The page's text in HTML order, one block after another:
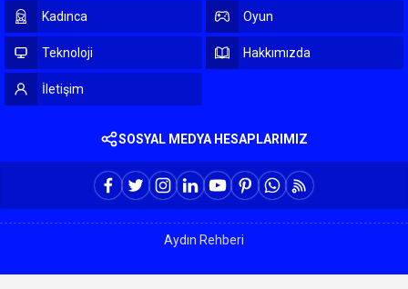
Kadınca Oyun
Teknoloji Hakkımızda
İletişim
SOSYAL MEDYA HESAPLARIMIZ
Aydın Rehberi